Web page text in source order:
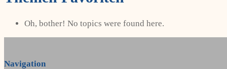
Oh, bother! No topics were found here.
Navigation